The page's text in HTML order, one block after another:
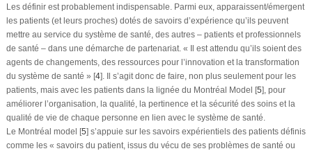
Les définir est probablement indispensable. Parmi eux, apparaissent/émergent
les patients (et leurs proches) dotés de savoirs d’expérience qu’ils peuvent
mettre au service du système de santé, des autres – patients et professionnels
de santé – dans une démarche de partenariat. « Il est attendu qu’ils soient des
agents de changements, des ressources pour l’innovation et la transformation
du système de santé » [4]. Il s’agit donc de faire, non plus seulement pour les
patients, mais avecles patients dans la lignée du Montréal Model [5], pour
améliorer l’organisation, la qualité, la pertinence et la sécurité des soins et la
qualité de vie de chaque personne en lien avec le système de santé.
Le Montréal model [5] s’appuie sur les savoirs expérientiels des patients définis
comme les « savoirs du patient, issus du vécu de ses problèmes de santé ou